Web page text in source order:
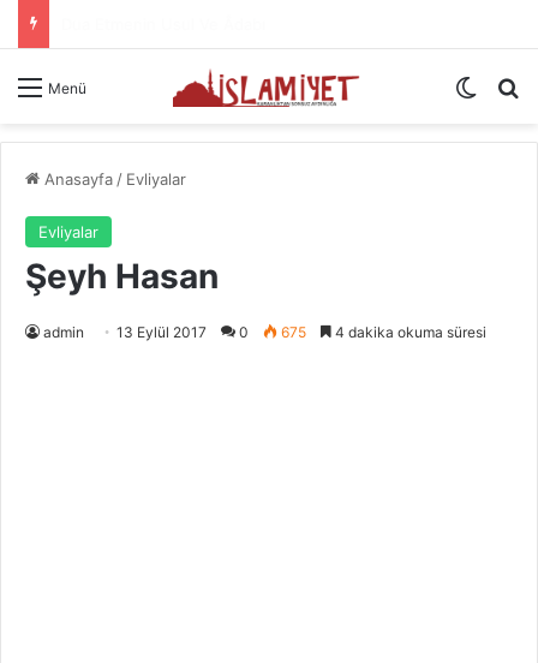
Menü Dış
Anasayfa/ Evliyalar
Evliyalar
Şeyh Hasan
admin 13 Eylül 2017 0 675 4 dakika okuma süresi